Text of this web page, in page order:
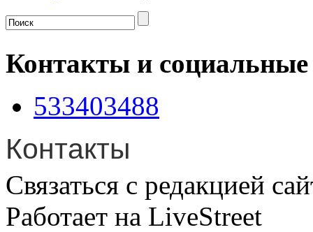
Контакты и социальные
533403488
Контакты
Связаться с редакцией
Работает на LiveStreet